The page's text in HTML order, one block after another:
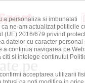
pe
a personaliza si imbunatati
ne-am actualizat politicile
(UE) 2016/679 privind
datelor cu caracter personal
a continua navigarea pe
si intelege continutul
acceptarea utilizarii